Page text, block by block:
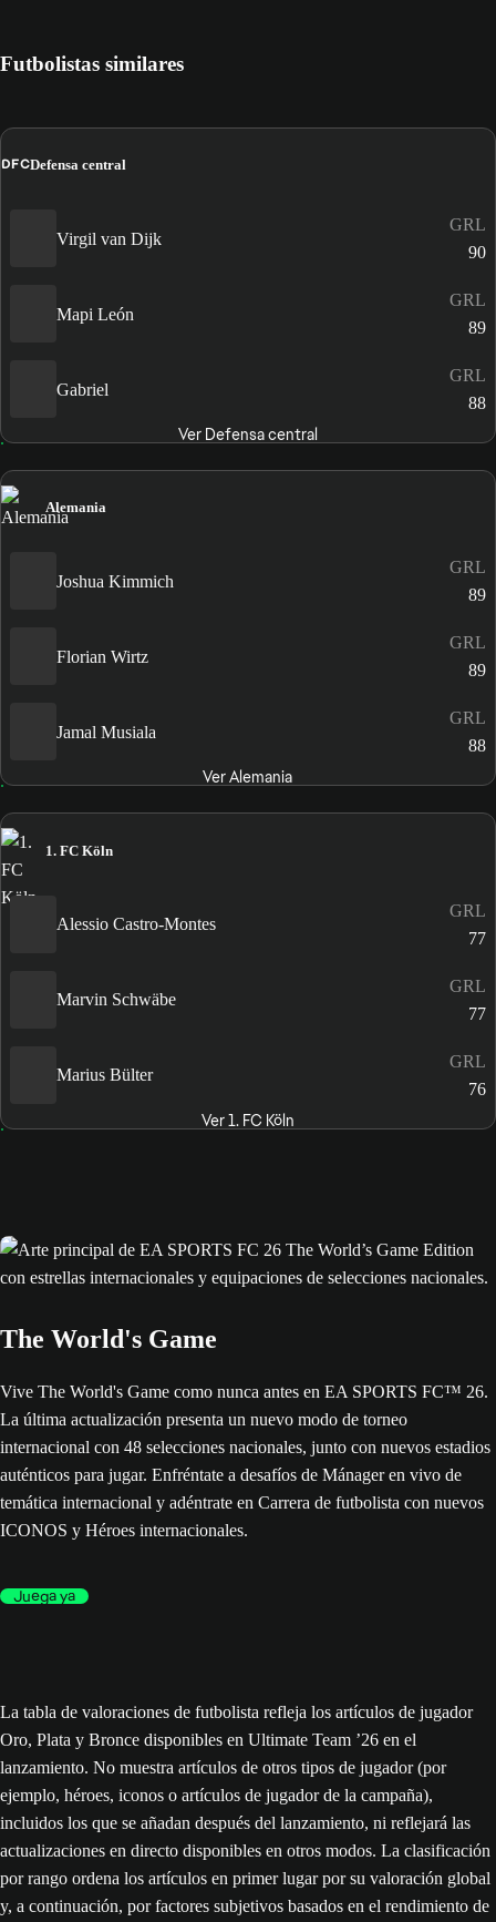
Futbolistas similares
DFCDefensa central
Virgil van Dijk
GRL
90
Mapi León
GRL
89
Gabriel
GRL
88
Ver Defensa central
Alemania
Joshua Kimmich
GRL
89
Florian Wirtz
GRL
89
Jamal Musiala
GRL
88
Ver Alemania
1. FC Köln
Alessio Castro-Montes
GRL
77
Marvin Schwäbe
GRL
77
Marius Bülter
GRL
76
Ver 1. FC Köln
The World's Game
Vive The World's Game como nunca antes en EA SPORTS FC™ 26.
La última actualización presenta un nuevo modo de torneo
internacional con 48 selecciones nacionales, junto con nuevos estadios
auténticos para jugar. Enfréntate a desafíos de Mánager en vivo de
temática internacional y adéntrate en Carrera de futbolista con nuevos
ICONOS y Héroes internacionales.
Juega ya
La tabla de valoraciones de futbolista refleja los artículos de jugador
Oro, Plata y Bronce disponibles en Ultimate Team ’26 en el
lanzamiento. No muestra artículos de otros tipos de jugador (por
ejemplo, héroes, iconos o artículos de jugador de la campaña),
incluidos los que se añadan después del lanzamiento, ni reflejará las
actualizaciones en directo disponibles en otros modos. La clasificación
por rango ordena los artículos en primer lugar por su valoración global
y, a continuación, por factores subjetivos basados en el rendimiento de